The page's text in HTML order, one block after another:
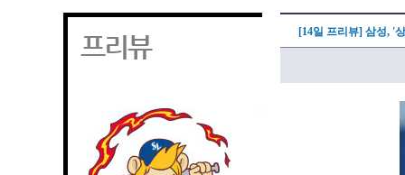
프리뷰 [14일 프리뷰] 삼성, '